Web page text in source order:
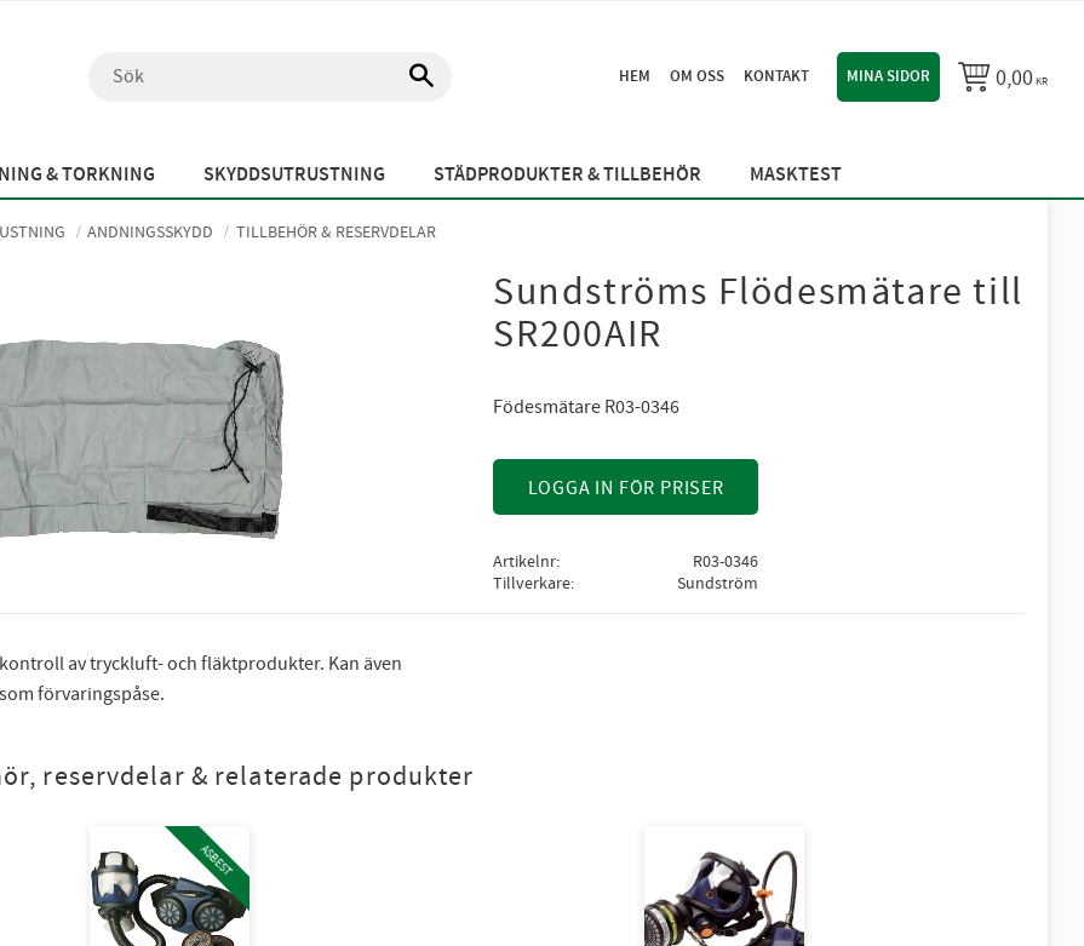
HEM OM OSS KONTAKT MINA SIDOR 0,00KR
& TORKNING SKYDDSUTRUSTNING STÄDPRODUKTER & TILLBEHÖR MASKTEST
ANDNINGSSKYDD TILLBEHÖR & RESERVDELAR
Sundströms Flödesmätare till
SR200AIR
Födesmätare R03-0346
LOGGA IN FÖR PRISER
Artikelnr
R03-0346
Tillverkare
Sundström
av tryckluft- och fläktprodukter. Kan även
förvaringspåse.
reservdelar & relaterade produkter
ASBEST